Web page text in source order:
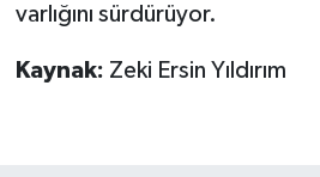
varlığını sürdürüyor.
Kaynak: Zeki Ersin Yıldırım